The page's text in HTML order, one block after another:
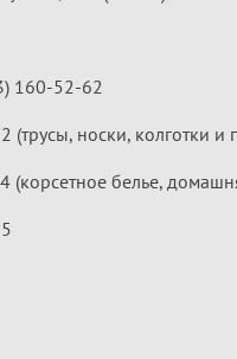
160-52-62
(трусы, носки, колготки и
(корсетное белье,